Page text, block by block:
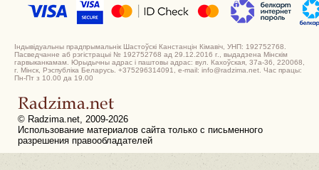
Індывідуальны прадпрымальнік Шастоўскі Канстанцін Кімавіч, УНП: 192752768.
Пасведчанне аб рэгістрацыі № 192752768 ад 29.12.2016 г., выдадзена Мінскім
гарвыканкамам. Юрыдычны адрас і паштовы адрас: вул. Кахоўская, 37а-36, 220068,
г. Мінск, Рэспубліка Беларусь. +375296314091, e-mail: info@radzima.net. Час працы:
Пн-Пт з 10.00 да 19.00
© Radzima.net, 2009-2026
Использование материалов сайта только с письменного
разрешения правообладателей